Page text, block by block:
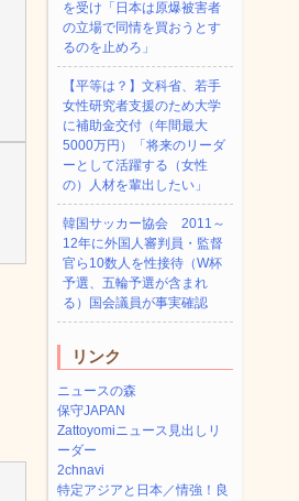
を受け「日本は原爆被害者
の立場で同情を買おうとす
るのを止めろ」
【平等は？】文科省、若手
女性研究者支援のため大学
に補助金交付（年間最大
5000万円）「将来のリーダ
ーとして活躍する（女性
の）人材を輩出したい」
韓国サッカー協会 2011～
12年に外国人審判員・監督
官ら10数人を性接待（W杯
予選、五輪予選が含まれ
る）国会議員が事実確認
リンク
ニュースの森
保守JAPAN
Zattoyomiニュース見出しリ
ーダー
2chnavi
特定アジアと日本／情強！良